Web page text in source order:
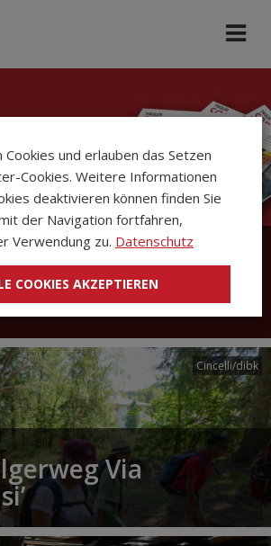
Tiroler
Cincelli/dibk
Via
und erlauben das Setzen
Cookies. Weitere Informationen
deaktivieren können finden Sie
der Navigation fortfahren,
Verwendung zu. Datenschutz
COOKIES AKZEPTIEREN